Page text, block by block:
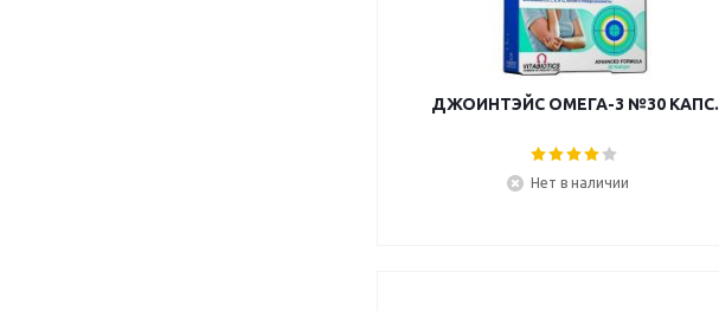
ДЖОИНТЭЙС ОМЕГА-3 №30 КАПС.
Нет в наличии